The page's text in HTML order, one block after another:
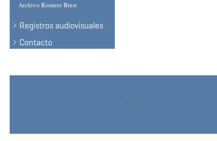
Archivo Romero Brest
Registros audiovisuales
Contacto